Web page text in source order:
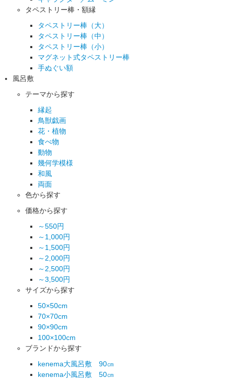
タペストリー棒・額縁
タペストリー棒（大）
タペストリー棒（中）
タペストリー棒（小）
マグネット式タペストリー棒
手ぬぐい額
風呂敷
テーマから探す
縁起
鳥獣戯画
花・植物
食べ物
動物
幾何学模様
和風
両面
色から探す
価格から探す
～550円
～1,000円
～1,500円
～2,000円
～2,500円
～3,500円
サイズから探す
50×50cm
70×70cm
90×90cm
100×100cm
ブランドから探す
kenema大風呂敷 90㎝
kenema小風呂敷 50㎝